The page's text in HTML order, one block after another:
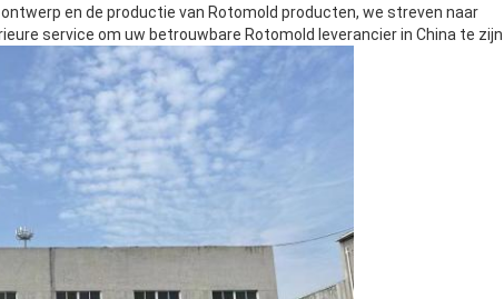
en de productie van Rotomold producten, we streven naar
service om uw betrouwbare Rotomold leverancier in China te zijn .